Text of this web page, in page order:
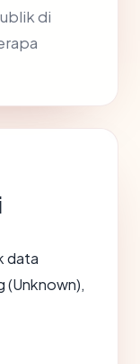
di
data
(Unknown),